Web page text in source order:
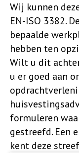
Wij kunnen
EN-ISO 3382.
bepaalde
hebben ten
Wilt u dit
u er goed aan
formuleren
gestreefd. Een
kent deze